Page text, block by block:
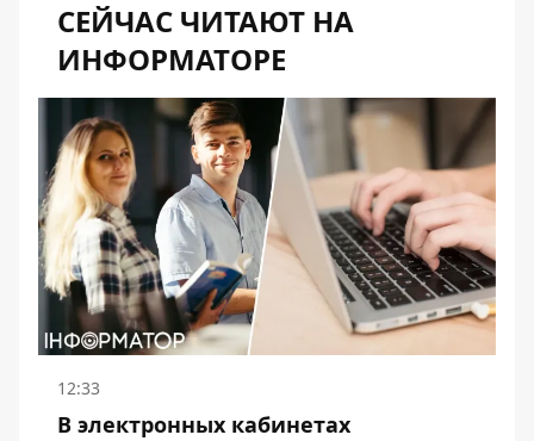
СЕЙЧАС ЧИТАЮТ НА
ИНФОРМАТОРЕ
12:33
В электронных кабинетах